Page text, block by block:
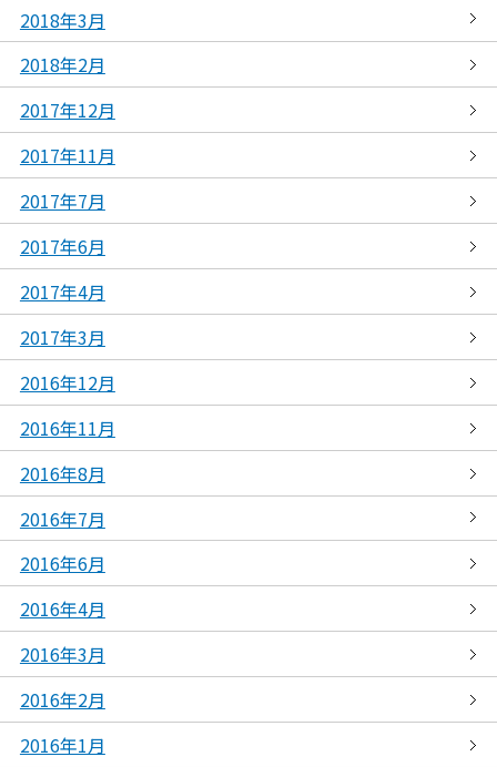
2018年3月
2018年2月
2017年12月
2017年11月
2017年7月
2017年6月
2017年4月
2017年3月
2016年12月
2016年11月
2016年8月
2016年7月
2016年6月
2016年4月
2016年3月
2016年2月
2016年1月